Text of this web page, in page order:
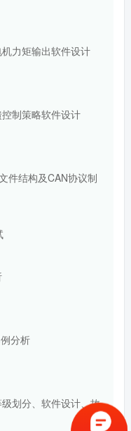
力矩输出软件设计
制策略软件设计
件结构及CAN协议制
分析
划分、软件设计、故